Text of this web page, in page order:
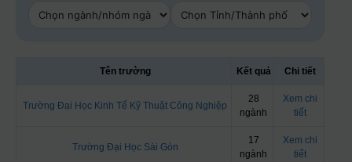
Tên trường Kết quả Chi tiết
Trường Đại Học Kinh Tế Kỹ Thuật Công Nghiệp
28
ngành
Xem chi
tiết
Trường Đại Học Sài Gòn
17
ngành
Xem chi
tiết